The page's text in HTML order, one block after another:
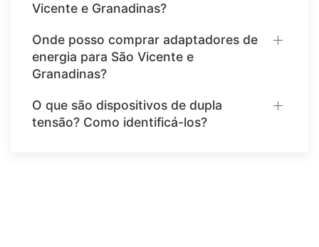
Vicente e Granadinas?
Onde posso comprar adaptadores de
energia para São Vicente e
Granadinas?
O que são dispositivos de dupla
tensão? Como identificá-los?